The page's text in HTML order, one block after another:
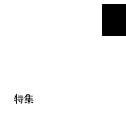
特集